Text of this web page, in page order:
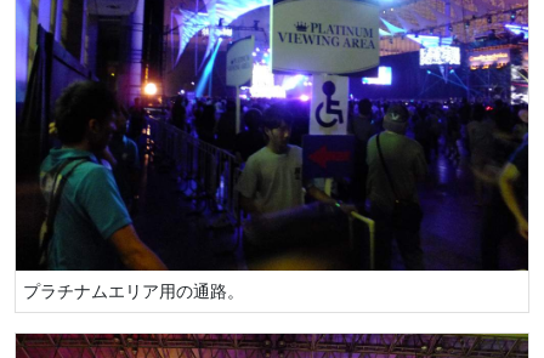
プラチナムエリア用の通路。